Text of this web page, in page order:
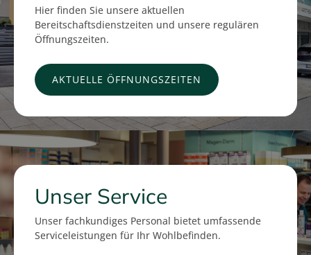
Hier finden Sie unsere aktuellen
Bereitschaftsdienstzeiten und unsere regulären
Öffnungszeiten.
AKTUELLE ÖFFNUNGSZEITEN
Unser Service
Unser fachkundiges Personal bietet umfassende
Serviceleistungen für Ihr Wohlbefinden.